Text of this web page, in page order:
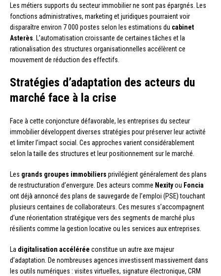
Les métiers supports du secteur immobilier ne sont pas épargnés. Les
fonctions administratives, marketing et juridiques pourraient voir
disparaître environ 7 000 postes selon les estimations du cabinet
Asterès . L’automatisation croissante de certaines tâches et la
rationalisation des structures organisationnelles accélèrent ce
mouvement de réduction des effectifs.
Stratégies d’adaptation des acteurs du
marché face à la crise
Face à cette conjoncture défavorable, les entreprises du secteur
immobilier développent diverses stratégies pour préserver leur activité
et limiter l’impact social. Ces approches varient considérablement
selon la taille des structures et leur positionnement sur le marché.
Les grands groupes immobiliers privilégient généralement des plans
de restructuration d’envergure. Des acteurs comme Nexityou Foncia
ont déjà annoncé des plans de sauvegarde de l’emploi (PSE) touchant
plusieurs centaines de collaborateurs. Ces mesures s’accompagnent
d’une réorientation stratégique vers des segments de marché plus
résilients comme la gestion locative ou les services aux entreprises.
La digitalisation accélérée constitue un autre axe majeur
d’adaptation. De nombreuses agences investissent massivement dans
les outils numériques : visites virtuelles, signature électronique, CRM